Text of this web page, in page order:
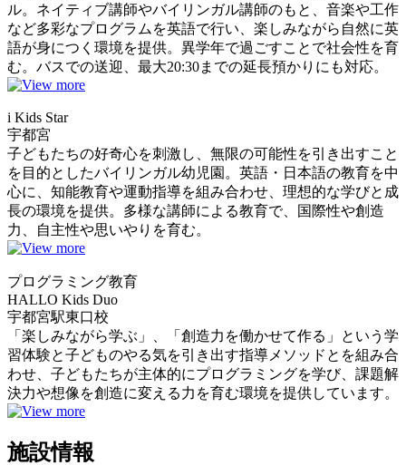
ル。ネイティブ講師やバイリンガル講師のもと、音楽や工作
など多彩なプログラムを英語で行い、楽しみながら自然に英
語が身につく環境を提供。異学年で過ごすことで社会性を育
む。バスでの送迎、最大20:30までの延長預かりにも対応。
i Kids Star
宇都宮
子どもたちの好奇心を刺激し、無限の可能性を引き出すこと
を目的としたバイリンガル幼児園。英語・日本語の教育を中
心に、知能教育や運動指導を組み合わせ、理想的な学びと成
長の環境を提供。多様な講師による教育で、国際性や創造
力、自主性や思いやりを育む。
プログラミング教育
HALLO Kids Duo
宇都宮駅東口校
「楽しみながら学ぶ」、「創造力を働かせて作る」という学
習体験と子どものやる気を引き出す指導メソッドとを組み合
わせ、子どもたちが主体的にプログラミングを学び、課題解
決力や想像を創造に変える力を育む環境を提供しています。
施設情報